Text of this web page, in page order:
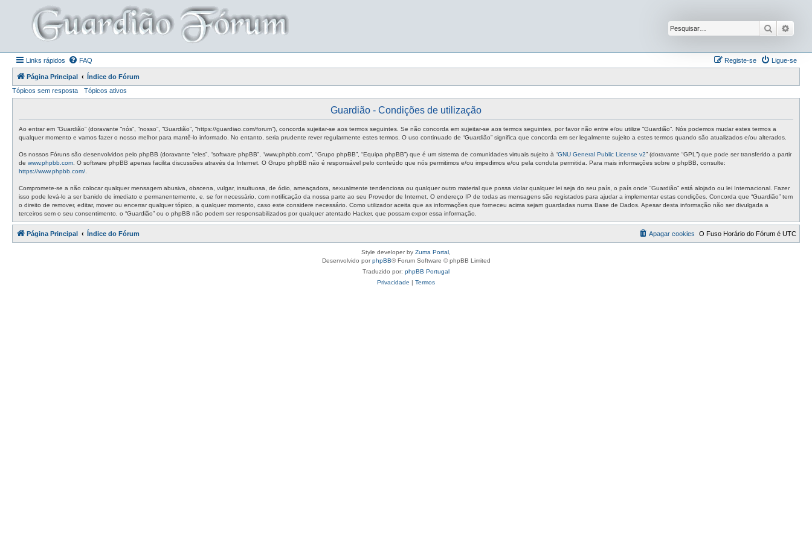
Pesquisar
Links rápidos FAQ Ligue-se
Registe-se
Página Principal
Índice do Fórum
Tópicos sem resposta
Tópicos ativos
Guardião - Condições de utilização
Ao entrar em “Guardião” (doravante “nós”, “nosso”, “Guardião”, “https://guardiao.com/forum”), concorda sujeitar-se aos termos seguintes. Se não concorda em sujeitar-se aos termos seguintes, por favor não entre e/ou utilize “Guardião”. Nós podemos mudar estes termos a
qualquer momento e vamos fazer o nosso melhor para mantê-lo informado. No entanto, seria prudente rever regularmente estes termos. O uso continuado de “Guardião” significa que concorda em ser legalmente sujeito a estes termos quando são atualizados e/ou alterados.
Os nossos Fóruns são desenvolvidos pelo phpBB (doravante “eles”, “software phpBB”, “www.phpbb.com”, “Grupo phpBB”, “Equipa phpBB”) que é um sistema de comunidades virtuais sujeito à “GNU General Public License v2” (doravante “GPL”) que pode ser transferido a partir
de www.phpbb.com . O software phpBB apenas facilita discussões através da Internet. O Grupo phpBB não é responsável pelo conteúdo que nós permitimos e/ou impedimos e/ou pela conduta permitida. Para mais informações sobre o phpBB, consulte:
https://www.phpbb.com/
Compromete-se a não colocar qualquer mensagem abusiva, obscena, vulgar, insultuosa, de ódio, ameaçadora, sexualmente tendenciosa ou qualquer outro material que possa violar qualquer lei seja do seu país, o país onde “Guardião” está alojado ou lei Internacional. Fazer
isso pode levá-lo a ser banido de imediato e permanentemente, e, se for necessário, com notificação da nossa parte ao seu Provedor de Internet. O endereço IP de todas as mensagens são registados para ajudar a implementar estas condições. Concorda que “Guardião” tem
o direito de remover, editar, mover ou encerrar qualquer tópico, a qualquer momento, caso este considere necessário. Como utilizador aceita que as informações que forneceu acima sejam guardadas numa Base de Dados. Apesar desta informação não ser divulgada a
terceiros sem o seu consentimento, o “Guardião” ou o phpBB não podem ser responsabilizados por qualquer atentado Hacker, que possam expor essa informação.
Página Principal Índice do Fórum O Fuso Horário do Fórum é UTC
Apagar cookies
Style developer by Zuma Portal
Desenvolvido porphpBB® Forum Software © phpBB Limited
Traduzido por: phpBB Portugal
Privacidade | Termos